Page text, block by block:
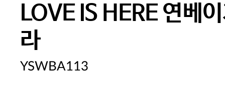
LOVE IS HERE 연베
라
YSWBA113